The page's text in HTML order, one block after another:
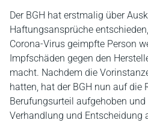
Der BGH hat erstmalig über
Haftungsansprüche
Corona-Virus geimpfte Person
Impfschäden gegen den
macht. Nachdem die
hatten, hat der BGH nun auf die
Berufungsurteil aufgehoben und
Verhandlung und Entscheidung